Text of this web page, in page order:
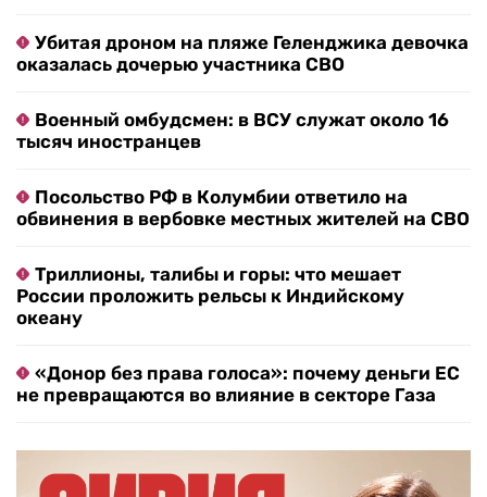
Убитая дроном на пляже Геленджика девочка
оказалась дочерью участника СВО
Военный омбудсмен: в ВСУ служат около 16
тысяч иностранцев
Посольство РФ в Колумбии ответило на
обвинения в вербовке местных жителей на СВО
Триллионы, талибы и горы: что мешает
России проложить рельсы к Индийскому
океану
«Донор без права голоса»: почему деньги ЕС
не превращаются во влияние в секторе Газа